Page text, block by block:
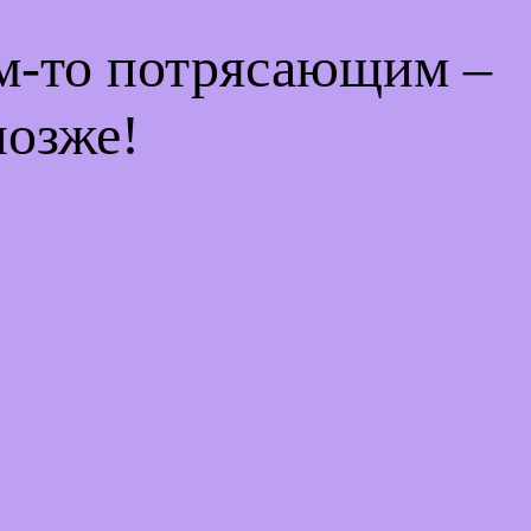
то потрясающим –